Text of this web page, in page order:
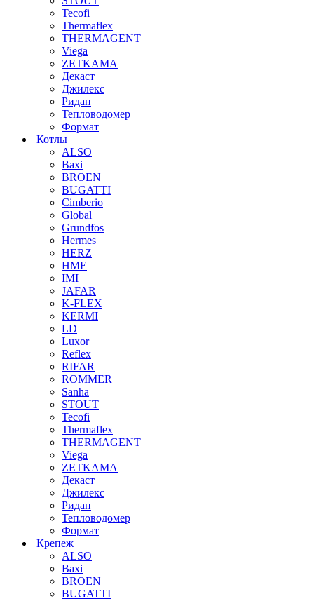
Tecofi
Thermaflex
THERMAGENT
Viega
ZETKAMA
Декаст
Джилекс
Ридан
Тепловодомер
Формат
Котлы
ALSO
Baxi
BROEN
BUGATTI
Cimberio
Global
Grundfos
Hermes
HERZ
HME
IMI
JAFAR
K-FLEX
KERMI
LD
Luxor
Reflex
RIFAR
ROMMER
Sanha
STOUT
Tecofi
Thermaflex
THERMAGENT
Viega
ZETKAMA
Декаст
Джилекс
Ридан
Тепловодомер
Формат
Крепеж
ALSO
Baxi
BROEN
BUGATTI